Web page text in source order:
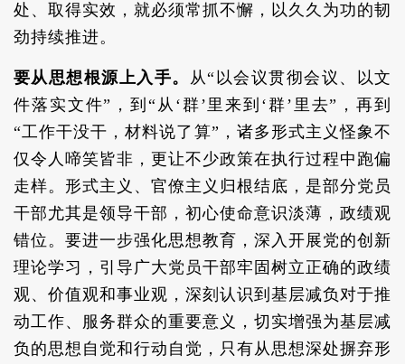
处、取得实效，就必须常抓不懈，以久久为功的韧
劲持续推进。
要从思想根源上入手。 从“以会议贯彻会议、以文
件落实文件”，到“从‘群’里来到‘群’里去”，再到
“工作干没干，材料说了算”，诸多形式主义怪象不
仅令人啼笑皆非，更让不少政策在执行过程中跑偏
走样。形式主义、官僚主义归根结底，是部分党员
干部尤其是领导干部，初心使命意识淡薄，政绩观
错位。要进一步强化思想教育，深入开展党的创新
理论学习，引导广大党员干部牢固树立正确的政绩
观、价值观和事业观，深刻认识到基层减负对于推
动工作、服务群众的重要意义，切实增强为基层减
负的思想自觉和行动自觉，只有从思想深处摒弃形